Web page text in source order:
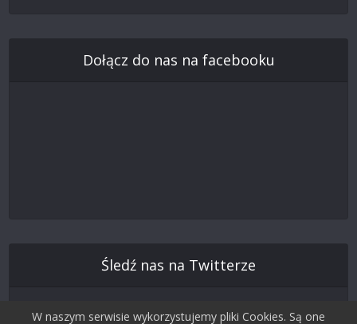
Dołącz do nas na facebooku
Śledź nas na Twitterze
W naszym serwisie wykorzystujemy pliki Cookies. Są one